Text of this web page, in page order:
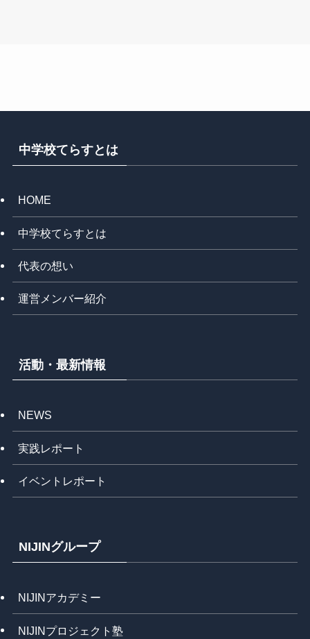
中学校てらすとは
HOME
中学校てらすとは
代表の想い
運営メンバー紹介
活動・最新情報
NEWS
実践レポート
イベントレポート
NIJINグループ
NIJINアカデミー
NIJINプロジェクト塾